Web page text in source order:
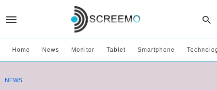
Home News Monitor Tablet Smartphone
NEWS